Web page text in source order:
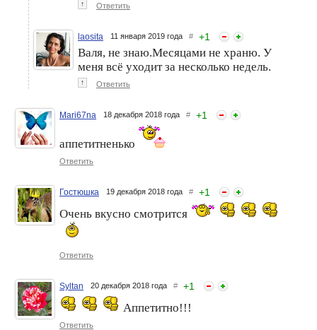
↑ Ответить
laosita 11 января 2019 года # +1
Валя, не знаю.Месяцами не храню. У
меня всё уходит за несколько недель.
↑ Ответить
Mari67na 18 декабря 2018 года # +1
аппетитненько
Ответить
Гостюшка 19 декабря 2018 года # +1
Очень вкусно смотрится
Ответить
Syltan 20 декабря 2018 года # +1
Аппетитно!!!
Ответить